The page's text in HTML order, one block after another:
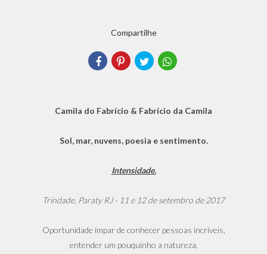
Compartilhe
Camila do Fabrício & Fabrício da Camila
Sol, mar, nuvens, poesia e sentimento.
Intensidade.
Trindade, Paraty RJ - 11 e 12 de setembro de 2017
Oportunidade ímpar de conhecer pessoas incríveis,
entender um pouquinho a natureza,